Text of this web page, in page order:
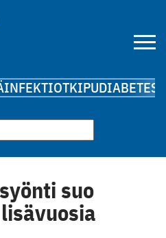
INFEKTIOTKIPUDIABETES
suo